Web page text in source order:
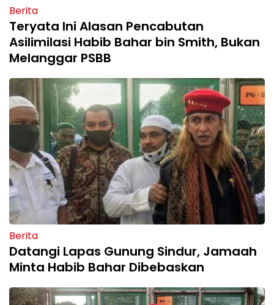
Berita
Teryata Ini Alasan Pencabutan
Asilimilasi Habib Bahar bin Smith, Bukan
Melanggar PSBB
Berita
Datangi Lapas Gunung Sindur, Jamaah
Minta Habib Bahar Dibebaskan